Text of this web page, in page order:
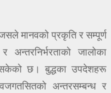
मानवको प्रकृति र सम्पूर्ण
जालोका
सकेको छ। बुद्धका उपदेशहरू
अन्तरसम्बन्ध र